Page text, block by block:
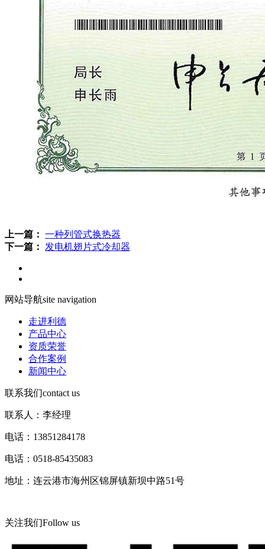
上一篇： 一种列管式换热器
下一篇：
发电机翅片式冷却器
网站导航site navigation
走进利德
产品中心
资质荣誉
合作案例
新闻中心
联系我们contact us
联系人：李经理
电话：13851284178
电话：0518-85435083
地址：连云港市海州区锦屏镇新坝中路51号
关注我们Follow us